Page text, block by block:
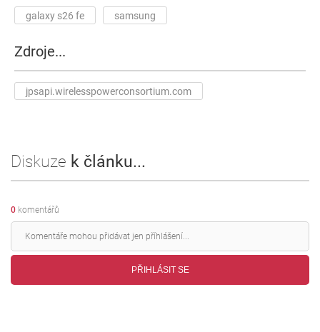
galaxy s26 fe samsung
Zdroje...
jpsapi.wirelesspowerconsortium.com
Diskuze k článku...
0 komentářů
PŘIHLÁSIT SE